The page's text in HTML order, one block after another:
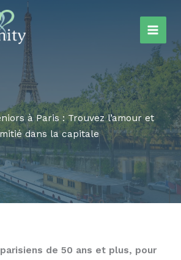
à Paris : Trouvez l’amour et
dans la capitale
de 50 ans et plus, pour